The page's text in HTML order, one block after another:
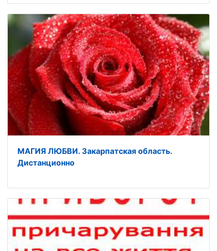
МАГИЯ ЛЮБВИ. Закарпатская область.
Дистанционно